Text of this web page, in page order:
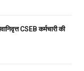
CSEB कर्मचारी की